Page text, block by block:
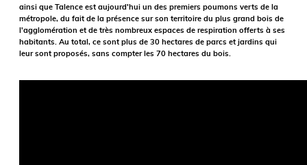
ainsi que Talence est aujourd'hui un des premiers poumons verts de la
métropole, du fait de la présence sur son territoire du plus grand bois de
l'agglomération et de très nombreux espaces de respiration offerts à ses
habitants. Au total, ce sont plus de 30 hectares de parcs et jardins qui
leur sont proposés, sans compter les 70 hectares du bois.